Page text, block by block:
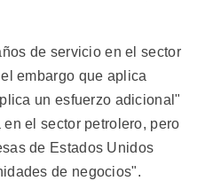
de servicio en el sector
embargo que aplica
un esfuerzo adicional"
el sector petrolero, pero
de Estados Unidos
de negocios".